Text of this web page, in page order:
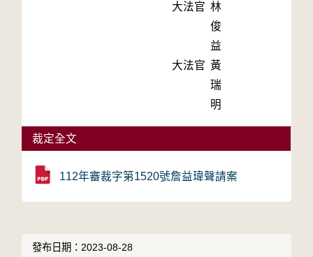
大法官 林
俊
益
大法官 黃
瑞
明
裁定全文
112年審裁字第1520號詹益瑋聲請案
發布日期：2023-08-28